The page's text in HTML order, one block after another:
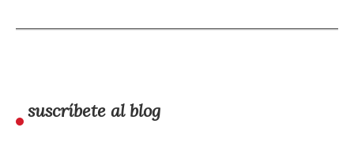
suscríbete al blog